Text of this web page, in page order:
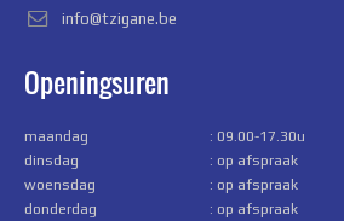
info@tzigane.be
Openingsuren
maandag
: 09.00-17.30u
dinsdag
: op afspraak
woensdag
: op afspraak
donderdag
: op afspraak